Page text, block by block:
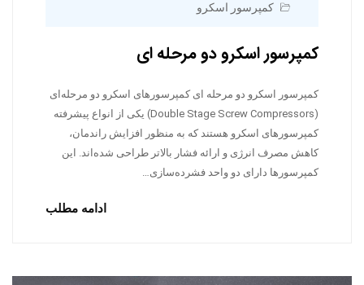
کمپرسور اسکرو
کمپرسور اسکرو دو مرحله ای
کمپرسور اسکرو دو مرحله ای کمپرسورهای اسکرو دو مرحله‌ای
(Double Stage Screw Compressors) یکی از انواع پیشرفته
کمپرسورهای اسکرو هستند که به منظور افزایش راندمان،
کاهش مصرف انرژی و ارائه فشار بالاتر طراحی شده‌اند. این
کمپرسورها دارای دو واحد فشرده‌سازی…
ادامه مطلب